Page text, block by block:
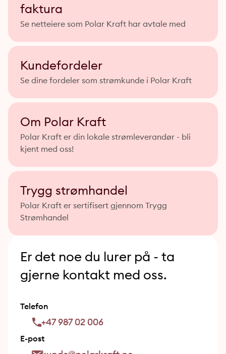
faktura
Se netteiere som Polar Kraft har avtale med
Kundefordeler
Se dine fordeler som strømkunde i Polar Kraft
Om Polar Kraft
Polar Kraft er din lokale strømleverandør - bli
kjent med oss!
Trygg strømhandel
Polar Kraft er sertifisert gjennom Trygg
Strømhandel
Er det noe du lurer på - ta
gjerne kontakt med oss.
Telefon
phone-outline
+47 987 02 006
E-post